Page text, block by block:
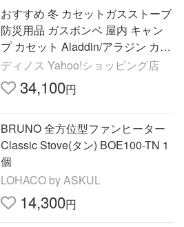
おすすめ 冬 カセットガスストーブ
防災用品 ガスボンベ 屋内 キャン
プ カセット Aladdin/アラジン カセ
ットボンベ式 ガスストーブ 暖房器
具 ヒーター KR1433
ディノス Yahoo!ショッピング店
34,100円
BRUNO 全方位型ファンヒーター
Classic Stove(タン) BOE100-TN 1
個
LOHACO by ASKUL
14,300円